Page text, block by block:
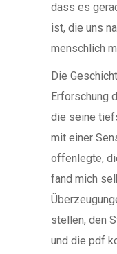
dass es
ist, die uns
menschlich
Die
Erforschung
die seine
mit einer
offenlegte,
fand mich
stellen, den
und die pdf